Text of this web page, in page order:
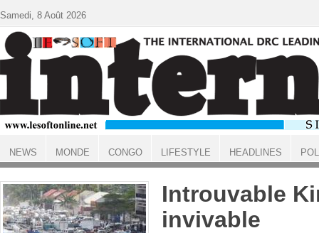
ACCUEIL
Introuvable
invivable
Samedi, 8 Août 2026
NEWS MONDE CONGO LIFESTYLE HEADLINES